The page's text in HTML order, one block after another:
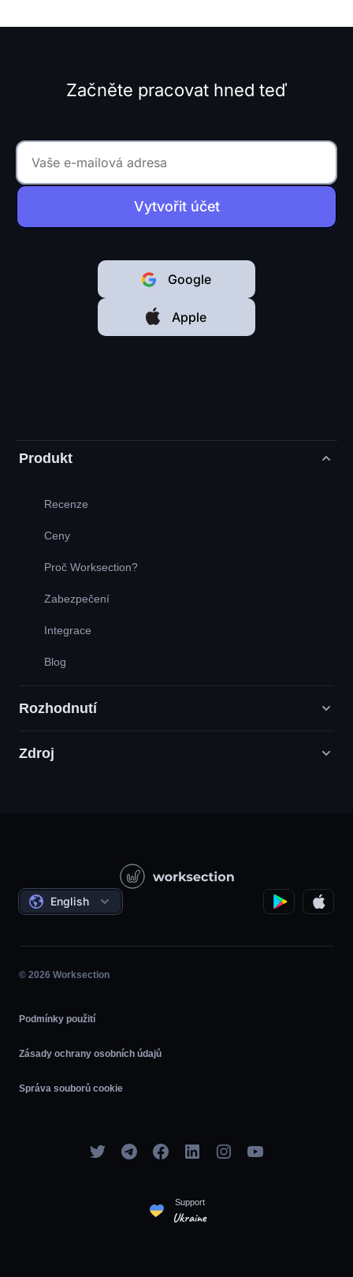
Začněte pracovat hned teď
Vytvořit účet
Google
Apple
Produkt
Recenze
Ceny
Proč Worksection?
Zabezpečení
Integrace
Blog
Rozhodnutí
Agentury digitálního marketingu
Státní / Sociální projekty
Řízení projektů
Hodina
Agilní
Zdroj
Dohody
English
© 2026 Worksection
Podmínky použití
Zásady ochrany osobních údajů
Správa souborů cookie
Support
Ukraine